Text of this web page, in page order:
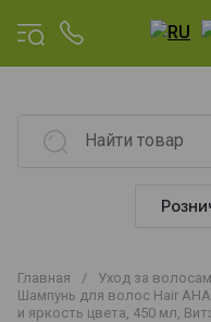
Главная / Уход за
Шампунь для волос Hair
и яркость цвета, 450 мл,